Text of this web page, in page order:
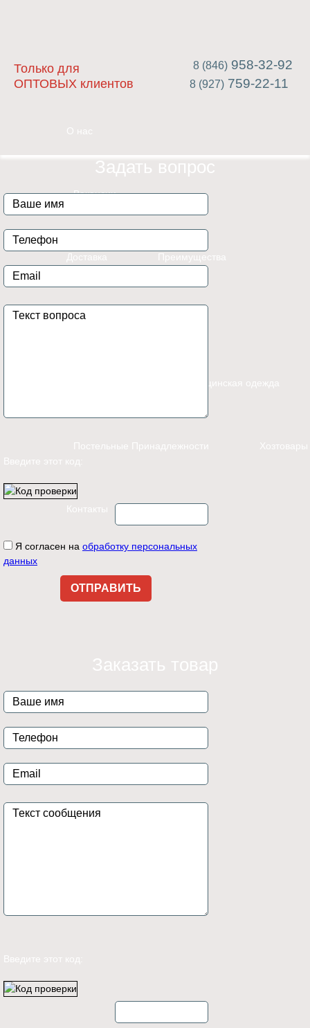
Только для
ОПТОВЫХ клиентов
8 (846) 958-32-92
8 (927) 759-22-11
О нас
Вакансии
Доставка Преимущества
Каталог
Медицинская одежда
Постельные Принадлежности Хозтовары
Контакты
Задать вопрос
Введите этот код:
Я согласен на обработку персональных
данных
Заказать товар
Введите этот код: